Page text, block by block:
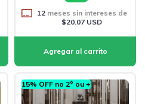
12meses sin intereses de
$20.07 USD
15% OFF no 2º ou +